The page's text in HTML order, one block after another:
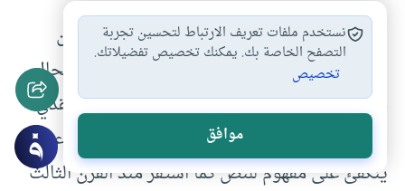
إن حديث الشيخ جوهري –وهو المعاصر لنا– عن
البيولوجيا والجيولوجيا لا ينبغي أن يغيّب عنا بحال
من الأحوال خطّ التواصل مع البناء الفكري والعقدي
للغزالي والأشعري من قبله. فهو -بوعي أو دون وعي-
ينكفئ على مفهوم للنص كما استقرّ منذ القرن الثالث
نستخدم ملفات تعريف الارتباط لتحسين تجربة
التصفح الخاصة بك. يمكنك تخصيص تفضيلاتك.
تخصيص
موافق